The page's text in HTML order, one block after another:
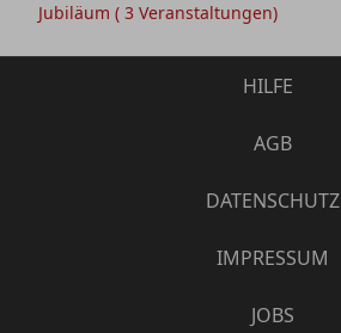
Jubiläum ( 3 Veranstaltungen)
HILFE
AGB
DATENSCHUTZ
IMPRESSUM
JOBS